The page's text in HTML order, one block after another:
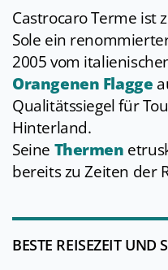
Castrocaro Terme ist
Sole ein
2005 vom
Orangenen Flagge
Qualitätssiegel für
Hinterland.
Seine Thermen
bereits zu Zeiten der
BESTE REISEZEIT UND